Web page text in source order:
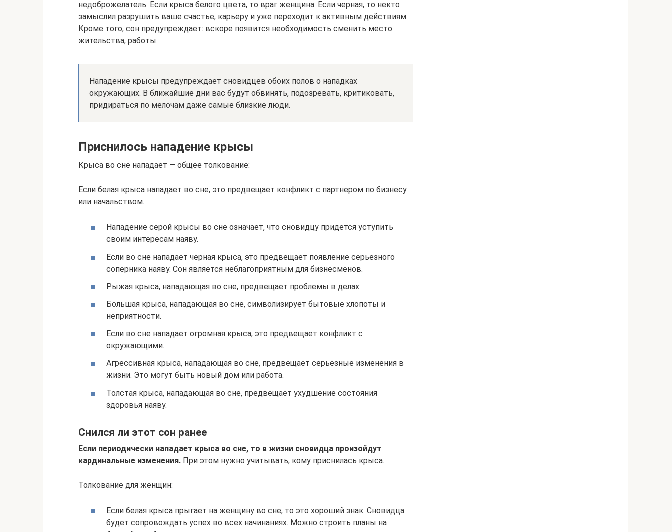
недоброжелатель. Если крыса белого цвета, то враг женщина. Если черная, то некто
замыслил разрушить ваше счастье, карьеру и уже переходит к активным действиям.
Кроме того, сон предупреждает: вскоре появится необходимость сменить место
жительства, работы.
Нападение крысы предупреждает сновидцев обоих полов о нападках
окружающих. В ближайшие дни вас будут обвинять, подозревать, критиковать,
придираться по мелочам даже самые близкие люди.
Приснилось нападение крысы
Крыса во сне нападает — общее толкование:
Если белая крыса нападает во сне, это предвещает конфликт с партнером по бизнесу
или начальством.
Нападение серой крысы во сне означает, что сновидцу придется уступить
своим интересам наяву.
Если во сне нападает черная крыса, это предвещает появление серьезного
соперника наяву. Сон является неблагоприятным для бизнесменов.
Рыжая крыса, нападающая во сне, предвещает проблемы в делах.
Большая крыса, нападающая во сне, символизирует бытовые хлопоты и
неприятности.
Если во сне нападает огромная крыса, это предвещает конфликт с
окружающими.
Агрессивная крыса, нападающая во сне, предвещает серьезные изменения в
жизни. Это могут быть новый дом или работа.
Толстая крыса, нападающая во сне, предвещает ухудшение состояния
здоровья наяву.
Снился ли этот сон ранее
Если периодически нападает крыса во сне, то в жизни сновидца произойдут
кардинальные изменения. При этом нужно учитывать, кому приснилась крыса.
Толкование для женщин:
Если белая крыса прыгает на женщину во сне, то это хороший знак. Сновидца
будет сопровождать успех во всех начинаниях. Можно строить планы на